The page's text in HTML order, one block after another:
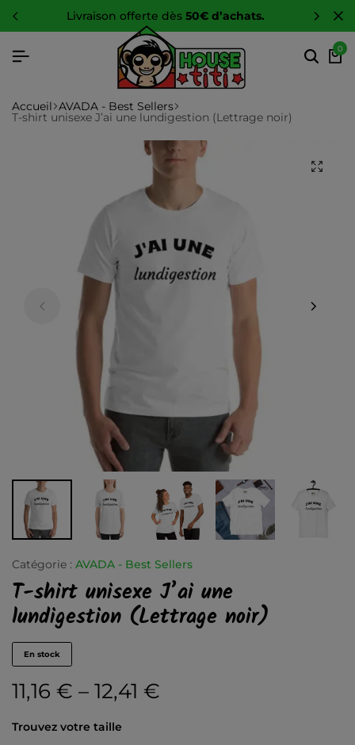
livraison offerte dès 50€ d’achats.
0
Accueil AVADA - Best Sellers
T-shirt unisexe J’ai une lundigestion (Lettrage noir)
Catégorie : AVADA - Best Sellers
T-shirt unisexe J’ai une
lundigestion (Lettrage noir)
En stock
11,16 € – 12,41 €
Trouvez votre taille